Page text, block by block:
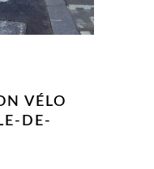
VÉLO
DE-